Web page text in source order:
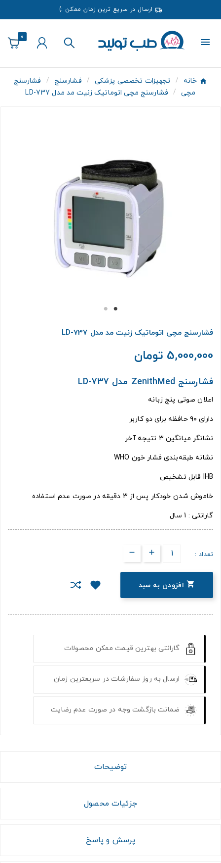
ارسال در سریع ترین زمان ممکن :)
0
خانه تجهیزات تخصصی پزشکی فشارسنج
فشارسنج
مچی
فشارسنج مچی اتوماتیک زنیت مد مدل LD-737
فشارسنج مچی اتوماتیک زنیت مد مدل LD-737
5,000,000 تومان
فشارسنج ZenithMed مدل LD-737
اعلان صوتی پنج زبانه
دارای ۹۰ حافظه برای دو کاربر
نشانگر میانگین ۳ نتیجه آخر
نشانه طبقه‌بندی فشار خون WHO
IHB قابل تشخیص
خاموش شدن خودکار پس از 3 دقیقه در صورت عدم استفاده
گارانتی : 1 سال
تعداد :
 افزودن به سبد
گارانتی بهترین قیمت ممکن محصولات
ارسال به روز سفارشات در سریعترین زمان
ضمانت بازگشت وجه در صورت عدم رضایت
توضیحات
جزئیات محصول
پرسش و پاسخ